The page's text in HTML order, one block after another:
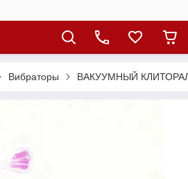
Вибраторы ВАКУУМНЫЙ